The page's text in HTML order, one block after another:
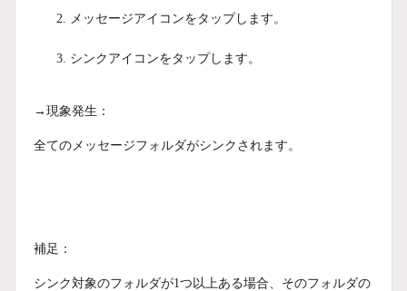
メッセージアイコンをタップします。
シンクアイコンをタップします。
→現象発生：
全てのメッセージフォルダがシンクされます。
補足：
シンク対象のフォルダが1つ以上ある場合、そのフォルダの